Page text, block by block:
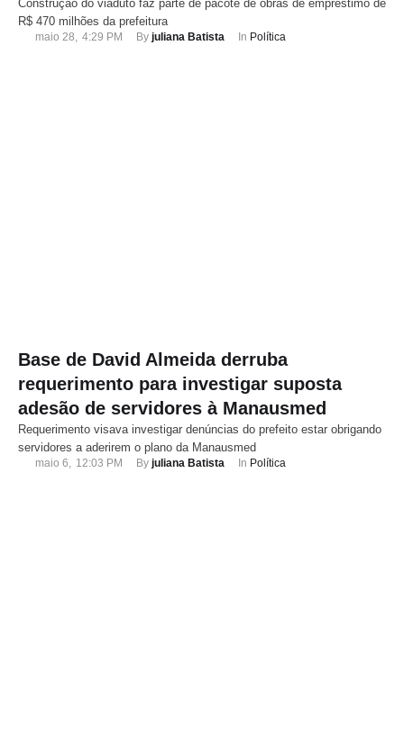
Construção do viaduto faz parte de pacote de obras de empréstimo de
R$ 470 milhões da prefeitura
maio 28 4:29 PM By juliana Batista In Política
Base de David Almeida derruba
requerimento para investigar suposta
adesão de servidores à Manausmed
Requerimento visava investigar denúncias do prefeito estar obrigando
servidores a aderirem o plano da Manausmed
maio 6 12:03 PM By juliana Batista In Política